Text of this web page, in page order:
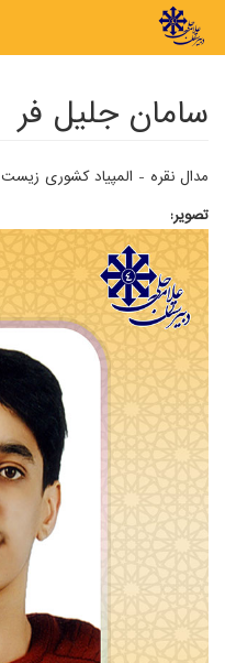
رفتن به محتوای اصلی
سامان جلیل فر
مدال نقره - المپیاد کشوری زیست 1399
تصویر: